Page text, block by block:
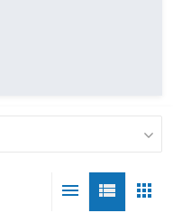
apps
view_list
menu